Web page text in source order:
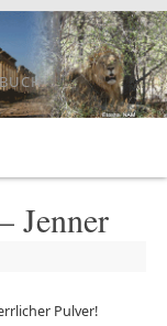
Jenner
Pulver!